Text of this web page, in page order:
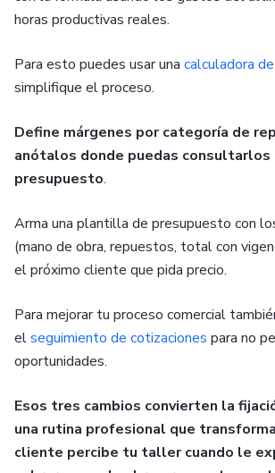
horas productivas reales.
Para esto puedes usar una calculadora
simplifique el proceso.
Define márgenes por categoría de
anótalos donde puedas consultarlos
presupuesto.
Arma una plantilla de presupuesto con
(mano de obra, repuestos, total con
el próximo cliente que pida precio.
Para mejorar tu proceso comercial
elseguimiento de cotizaciones para no
oportunidades.
Esos tres cambios convierten la
una rutina profesional que
cliente percibe tu taller cuando le